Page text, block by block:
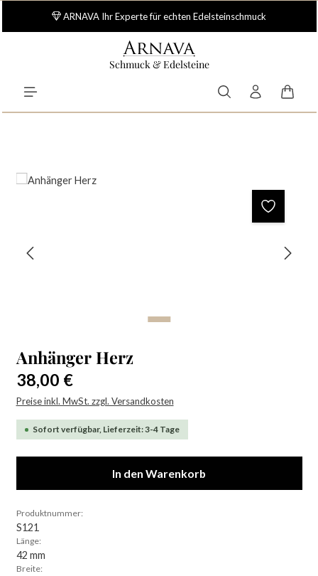
Zum Hauptinhalt springen
ARNAVA Ihr Experte für echten Edelsteinschmuck
Lieferant des Fachhandels - Über 15.000 Artikel auf Lager
Schmuck & Edelsteine
Bildergalerie überspringen
Anhänger Herz
Regulärer Preis:
38,00 €
Preise inkl. MwSt. zzgl. Versandkosten
Sofort verfügbar, Lieferzeit: 3-4 Tage
In den Warenkorb
Produktnummer:
S121
Länge:
42 mm
Breite: